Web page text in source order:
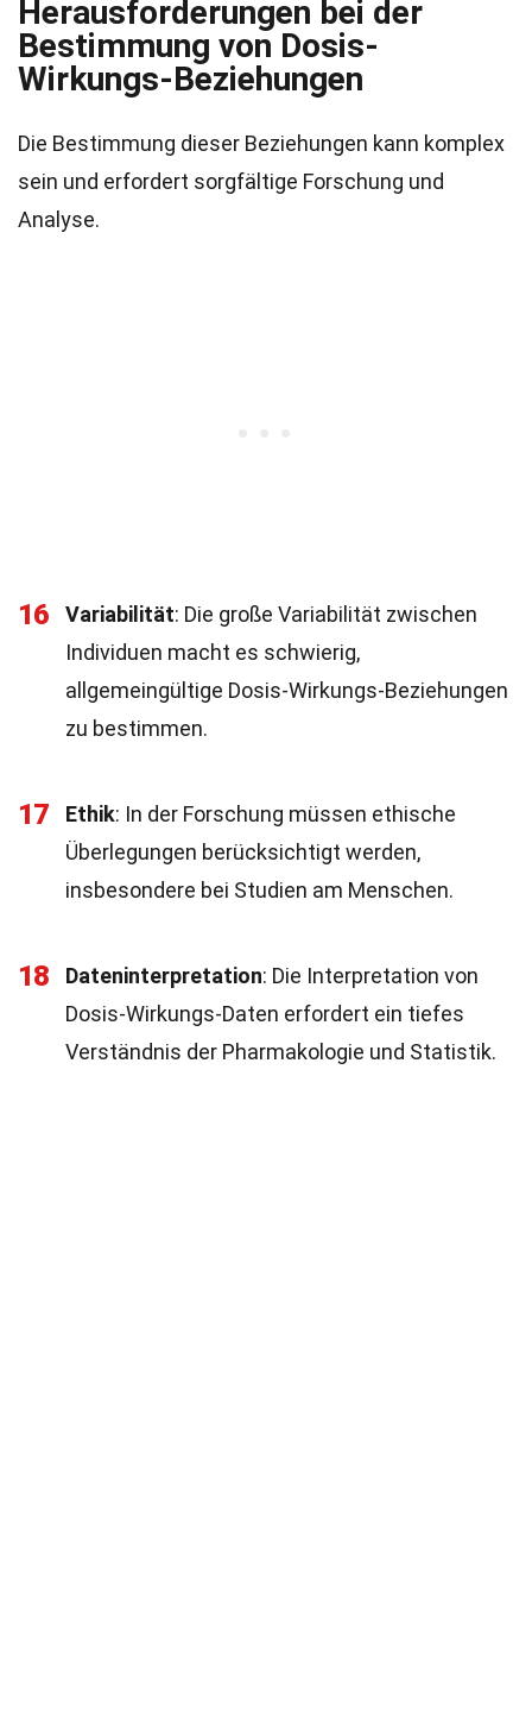
Herausforderungen bei der
Bestimmung von Dosis-
Wirkungs-Beziehungen
Die Bestimmung dieser Beziehungen kann komplex
sein und erfordert sorgfältige Forschung und
Analyse.
16 Variabilität: Die große Variabilität zwischen
Individuen macht es schwierig,
allgemeingültige Dosis-Wirkungs-Beziehungen
zu bestimmen.
17 Ethik: In der Forschung müssen ethische
Überlegungen berücksichtigt werden,
insbesondere bei Studien am Menschen.
18 Dateninterpretation: Die Interpretation von
Dosis-Wirkungs-Daten erfordert ein tiefes
Verständnis der Pharmakologie und Statistik.